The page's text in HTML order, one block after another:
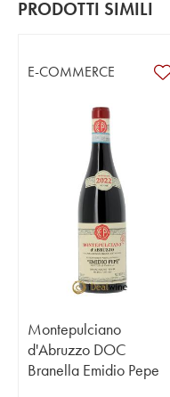
PRODOTTI SIMILI
E-COMMERCE
Montepulciano
d'Abruzzo DOC
Branella Emidio Pepe